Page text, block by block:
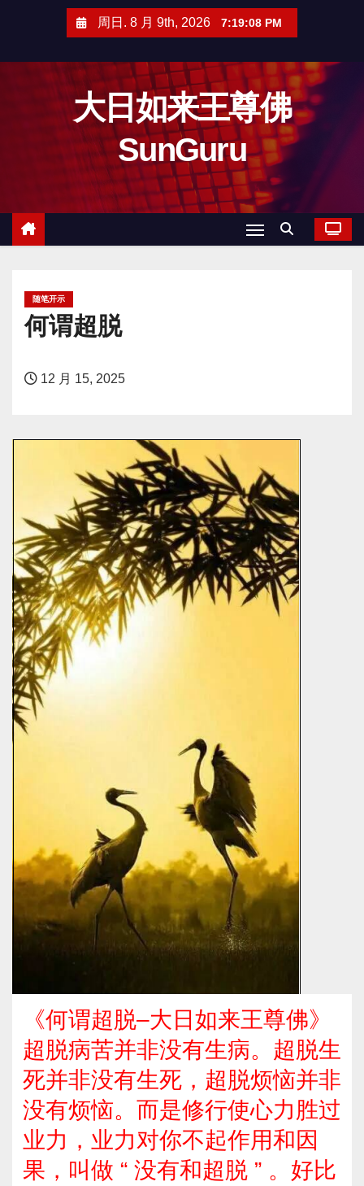
周日. 8 月 9th, 2026 7:19:09 PM
大日如来王尊佛
SunGuru
随笔开示
何谓超脱
12 月 15, 2025
《何谓超脱–大日如来王尊佛》
超脱病苦并非没有生病。超脱生
死并非没有生死，超脱烦恼并非
没有烦恼。而是修行使心力胜过
业力，业力对你不起作用和因
果，叫做 “ 没有和超脱 ” 。好比